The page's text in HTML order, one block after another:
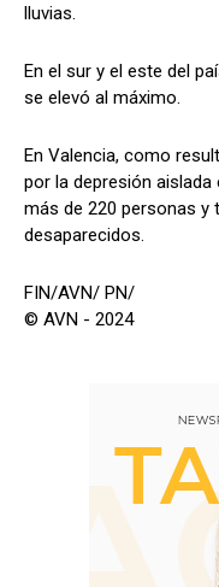
lluvias.
En el sur y el este del
se elevó al máximo.
En Valencia, como
por la depresión aislada
más de 220 personas y
desaparecidos.
FIN/AVN/ PN/
© AVN - 2024